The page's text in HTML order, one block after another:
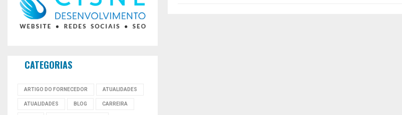
CATEGORIAS
ARTIGO DO FORNECEDOR ATUALIDADES
ATUALIDADES BLOG CARREIRA